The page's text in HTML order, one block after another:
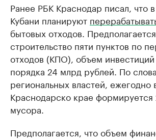
Ранее РБК Краснодар писал, что
Кубани планируют
бытовых отходов. Предполагается
строительство пяти пунктов по
отходов (КПО), объем инвестиций
порядка 24 млрд рублей. По
региональных властей, ежегодно
Краснодарско крае
мусора.
Предполагается, что объем